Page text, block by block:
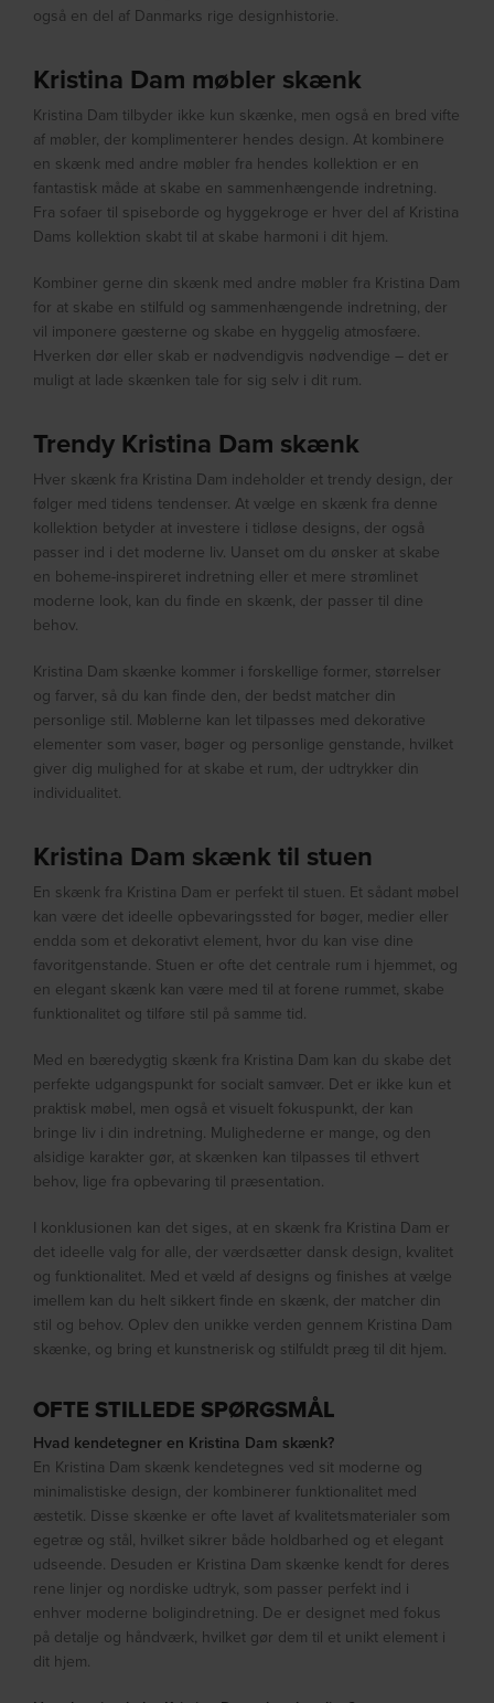
også en del af Danmarks rige designhistorie.
Kristina Dam møbler skænk
Kristina Dam tilbyder ikke kun skænke, men også en bred vifte
af møbler, der komplimenterer hendes design. At kombinere
en skænk med andre møbler fra hendes kollektion er en
fantastisk måde at skabe en sammenhængende indretning.
Fra sofaer til spiseborde og hyggekroge er hver del af Kristina
Dams kollektion skabt til at skabe harmoni i dit hjem.
Kombiner gerne din skænk med andre møbler fra Kristina Dam
for at skabe en stilfuld og sammenhængende indretning, der
vil imponere gæsterne og skabe en hyggelig atmosfære.
Hverken dør eller skab er nødvendigvis nødvendige – det er
muligt at lade skænken tale for sig selv i dit rum.
Trendy Kristina Dam skænk
Hver skænk fra Kristina Dam indeholder et trendy design, der
følger med tidens tendenser. At vælge en skænk fra denne
kollektion betyder at investere i tidløse designs, der også
passer ind i det moderne liv. Uanset om du ønsker at skabe
en boheme-inspireret indretning eller et mere strømlinet
moderne look, kan du finde en skænk, der passer til dine
behov.
Kristina Dam skænke kommer i forskellige former, størrelser
og farver, så du kan finde den, der bedst matcher din
personlige stil. Møblerne kan let tilpasses med dekorative
elementer som vaser, bøger og personlige genstande, hvilket
giver dig mulighed for at skabe et rum, der udtrykker din
individualitet.
Kristina Dam skænk til stuen
En skænk fra Kristina Dam er perfekt til stuen. Et sådant møbel
kan være det ideelle opbevaringssted for bøger, medier eller
endda som et dekorativt element, hvor du kan vise dine
favoritgenstande. Stuen er ofte det centrale rum i hjemmet, og
en elegant skænk kan være med til at forene rummet, skabe
funktionalitet og tilføre stil på samme tid.
Med en bæredygtig skænk fra Kristina Dam kan du skabe det
perfekte udgangspunkt for socialt samvær. Det er ikke kun et
praktisk møbel, men også et visuelt fokuspunkt, der kan
bringe liv i din indretning. Mulighederne er mange, og den
alsidige karakter gør, at skænken kan tilpasses til ethvert
behov, lige fra opbevaring til præsentation.
I konklusionen kan det siges, at en skænk fra Kristina Dam er
det ideelle valg for alle, der værdsætter dansk design, kvalitet
og funktionalitet. Med et væld af designs og finishes at vælge
imellem kan du helt sikkert finde en skænk, der matcher din
stil og behov. Oplev den unikke verden gennem Kristina Dam
skænke, og bring et kunstnerisk og stilfuldt præg til dit hjem.
OFTE STILLEDE SPØRGSMÅL
Hvad kendetegner en Kristina Dam skænk?
En Kristina Dam skænk kendetegnes ved sit moderne og
minimalistiske design, der kombinerer funktionalitet med
æstetik. Disse skænke er ofte lavet af kvalitetsmaterialer som
egetræ og stål, hvilket sikrer både holdbarhed og et elegant
udseende. Desuden er Kristina Dam skænke kendt for deres
rene linjer og nordiske udtryk, som passer perfekt ind i
enhver moderne boligindretning. De er designet med fokus
på detalje og håndværk, hvilket gør dem til et unikt element i
dit hjem.